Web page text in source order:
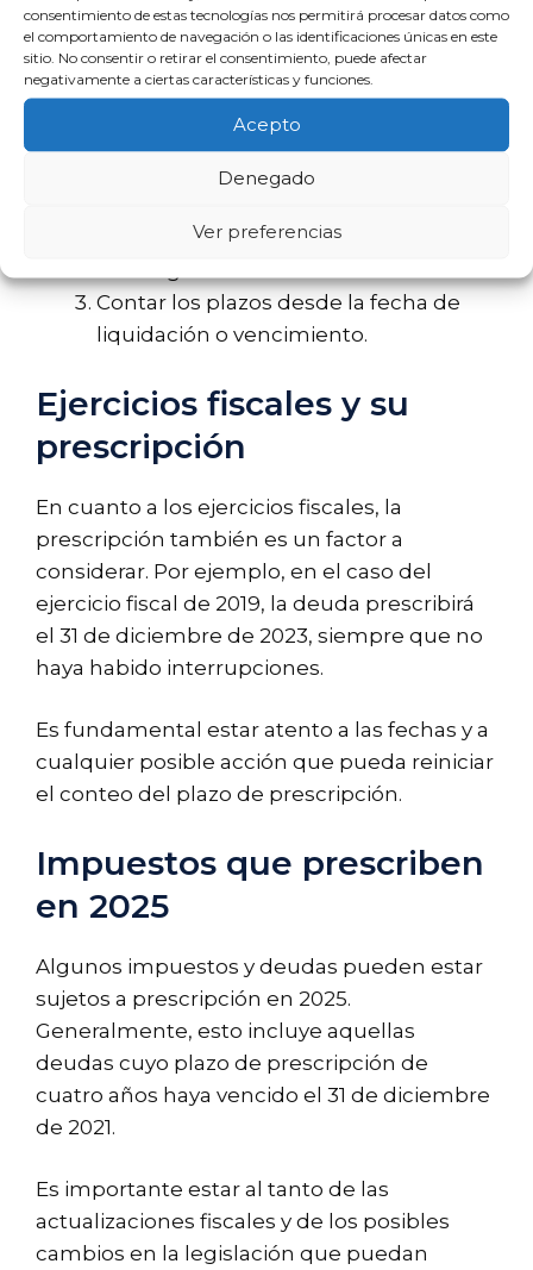
consentimiento de estas tecnologías nos permitirá procesar datos como
el comportamiento de navegación o las identificaciones únicas en este
sitio. No consentir o retirar el consentimiento, puede afectar
negativamente a ciertas características y funciones.
Acepto
Denegado
Ver preferencias
Para determinar si una deuda ha prescrito,
es fundamental revisar la documentación
relacionada. Se recomienda seguir estos
Identificar la fecha de la obligación
Consultar si ha habido notificaciones o
Contar los plazos desde la fecha de
liquidación o vencimiento.
Ejercicios fiscales y su
prescripción
En cuanto a los ejercicios fiscales, la
prescripción también es un factor a
considerar. Por ejemplo, en el caso del
ejercicio fiscal de 2019, la deuda prescribirá
el 31 de diciembre de 2023, siempre que no
haya habido interrupciones.
Es fundamental estar atento a las fechas y a
cualquier posible acción que pueda reiniciar
el conteo del plazo de prescripción.
Impuestos que prescriben
en 2025
Algunos impuestos y deudas pueden estar
sujetos a prescripción en 2025.
Generalmente, esto incluye aquellas
deudas cuyo plazo de prescripción de
cuatro años haya vencido el 31 de diciembre
de 2021.
Es importante estar al tanto de las
actualizaciones fiscales y de los posibles
cambios en la legislación que puedan